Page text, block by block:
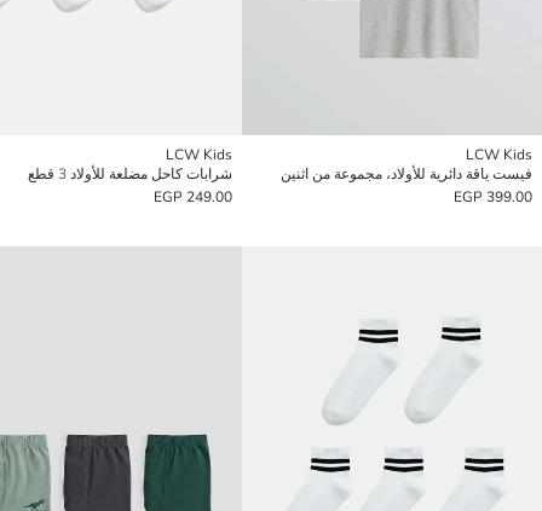
LCW Kids
فيست ياقة دائرية للأولاد، مجموعة من اثنين
399.00 EGP
LCW Kids
شرابات كاحل مضلعة للأولاد 3 قطع
249.00 EGP